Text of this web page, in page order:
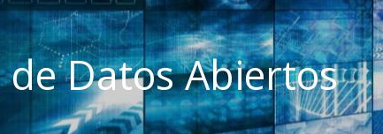
de Datos Abiertos